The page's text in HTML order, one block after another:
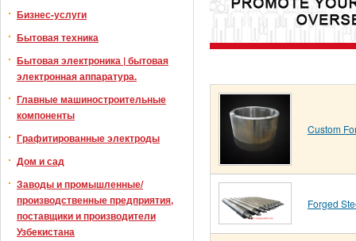
Бизнес-услуги
Бытовая техника
Бытовая электроника | бытовая
электронная аппаратура.
Главные машиностроительные
компоненты
Графитированные электроды
Дом и сад
Заводы и промышленные/
производственные предприятия,
поставщики и производители
Узбекистана
Custom
Forged